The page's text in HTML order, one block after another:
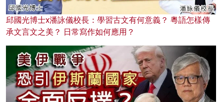
邱國光博士x潘詠儀校長：學習古文有何意義？ 粵語怎樣傳
承文言文之美？ 日常寫作如何應用？